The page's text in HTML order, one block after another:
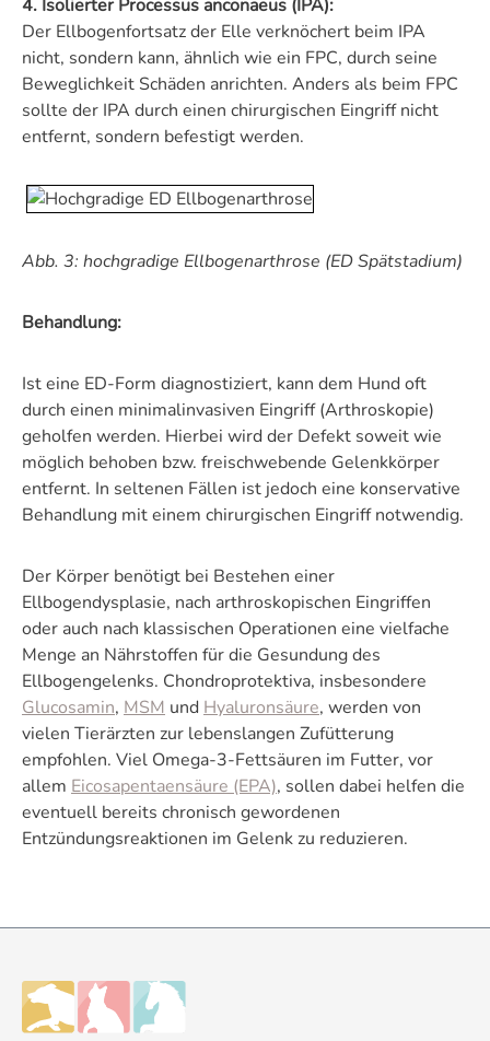
4. Isolierter Processus anconaeus (IPA):
Der Ellbogenfortsatz der Elle verknöchert beim IPA
nicht, sondern kann, ähnlich wie ein FPC, durch seine
Beweglichkeit Schäden anrichten. Anders als beim FPC
sollte der IPA durch einen chirurgischen Eingriff nicht
entfernt, sondern befestigt werden.
Abb. 3: hochgradige Ellbogenarthrose (ED Spätstadium)
Behandlung:
Ist eine ED-Form diagnostiziert, kann dem Hund oft
durch einen minimalinvasiven Eingriff (Arthroskopie)
geholfen werden. Hierbei wird der Defekt soweit wie
möglich behoben bzw. freischwebende Gelenkkörper
entfernt. In seltenen Fällen ist jedoch eine konservative
Behandlung mit einem chirurgischen Eingriff notwendig.
Der Körper benötigt bei Bestehen einer
Ellbogendysplasie, nach arthroskopischen Eingriffen
oder auch nach klassischen Operationen eine vielfache
Menge an Nährstoffen für die Gesundung des
Ellbogengelenks. Chondroprotektiva, insbesondere
Glucosamin, MSM und Hyaluronsäure, werden von
vielen Tierärzten zur lebenslangen Zufütterung
empfohlen. Viel Omega-3-Fettsäuren im Futter, vor
allem Eicosapentaensäure (EPA), sollen dabei helfen die
eventuell bereits chronisch gewordenen
Entzündungsreaktionen im Gelenk zu reduzieren.